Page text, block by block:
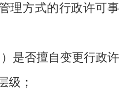
理方式的行政许可事
否擅自变更行政许
级；